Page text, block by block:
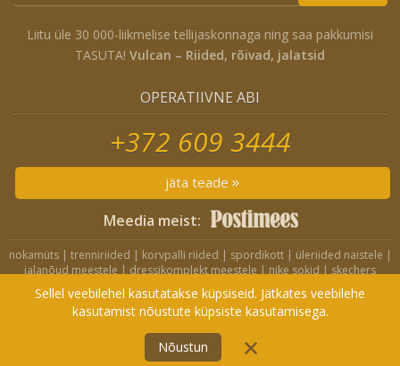
FILTRI
Liitu üle 30 000-liikmelise tellijaskonnaga ning saa pakkumisi
TASUTA! Vulcan – Riided, rõivad, jalatsid
OPERATIIVNE ABI
+372 609 3444
jäta teade
Meedia meist:
nokamüts| trenniriided | korvpalli riided | spordikott| üleriided naistele |
jalanõud meestele | dressikomplekt meestele | nike sokid | skechers
jalanõud
nike jope | nike lühikesed püksid | nike spordikott | crocs
sandaalid|nike seljakott|nike dressikomplekt
|Kedai|Privaatsuspoliitika
© 2006-2022 Vulcan.ee
Sellel veebilehel kasutatakse küpsiseid. Jätkates veebilehe
kasutamist nõustute küpsiste kasutamisega.
Nõustun